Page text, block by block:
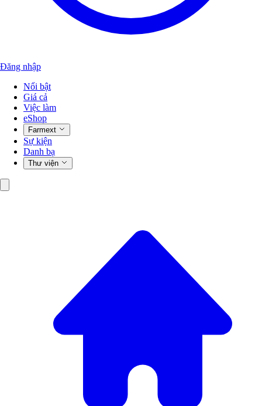
Đăng nhập
Nổi bật
Giá cả
Việc làm
eShop
Farmext
Sự kiện
Danh bạ
Thư viện